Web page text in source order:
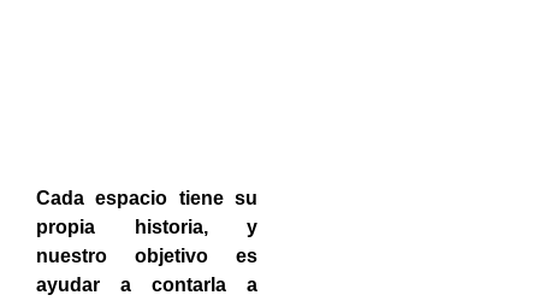
Cada espacio tiene su
propia historia, y
nuestro objetivo es
ayudar a contarla a